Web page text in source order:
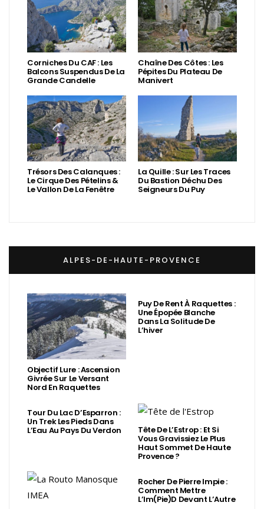
Corniches Du CAF : Les
Balcons Suspendus De La
Grande Candelle
Chaîne Des Côtes : Les
Pépites Du Plateau De
Manivert
Trésors Des Calanques :
Le Cirque Des Pételins &
Le Vallon De La Fenêtre
La Quille : Sur Les Traces
Du Bastion Déchu Des
Seigneurs Du Puy
ALPES-DE-HAUTE-PROVENCE
Objectif Lure : Ascension
Givrée Sur Le Versant
Nord En Raquettes
Puy De Rent À Raquettes :
Une Épopée Blanche
Dans La Solitude De
L’hiver
Tour Du Lac D’Esparron :
Un Trek Les Pieds Dans
L’Eau Au Pays Du Verdon Tête De L’Estrop : Et Si
Vous Gravissiez Le Plus
Haut Sommet De Haute
Provence ?
Rocher De Pierre Impie :
Comment Mettre
L’Im(Pie)d Devant L’Autre